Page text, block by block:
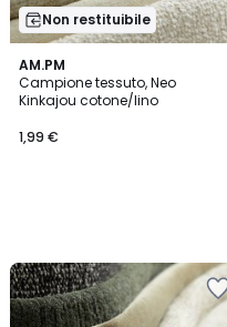
Non restituibile
AM.PM
Campione tessuto, Neo
Kinkajou cotone/lino
1,99 €